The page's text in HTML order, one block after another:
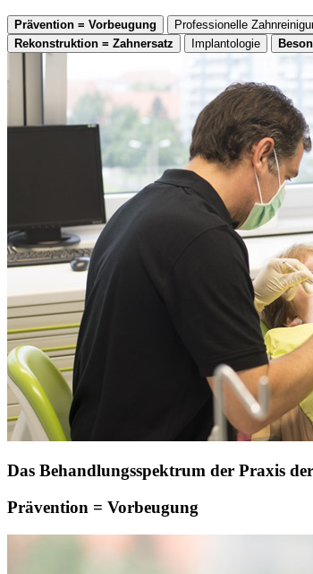
Prävention = Vorbeugung Professionelle
Rekonstruktion = Zahnersatz
Implantologie
Das Behandlungsspektrum der Praxis
Prävention = Vorbeugung